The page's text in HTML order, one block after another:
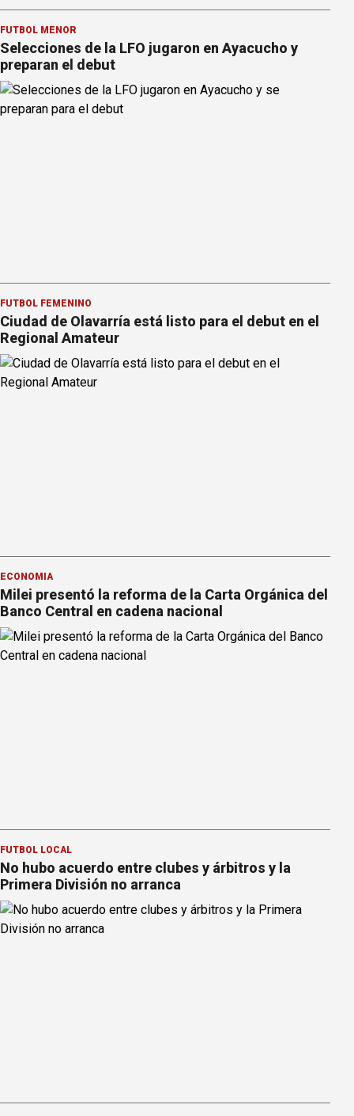
FÚTBOL MENOR
Selecciones de la LFO jugaron en Ayacucho y
preparan el debut
FÚTBOL FEMENINO
Ciudad de Olavarría está listo para el debut en el
Regional Amateur
ECONOMÍA
Milei presentó la reforma de la Carta Orgánica del
Banco Central en cadena nacional
FÚTBOL LOCAL
No hubo acuerdo entre clubes y árbitros y la
Primera División no arranca